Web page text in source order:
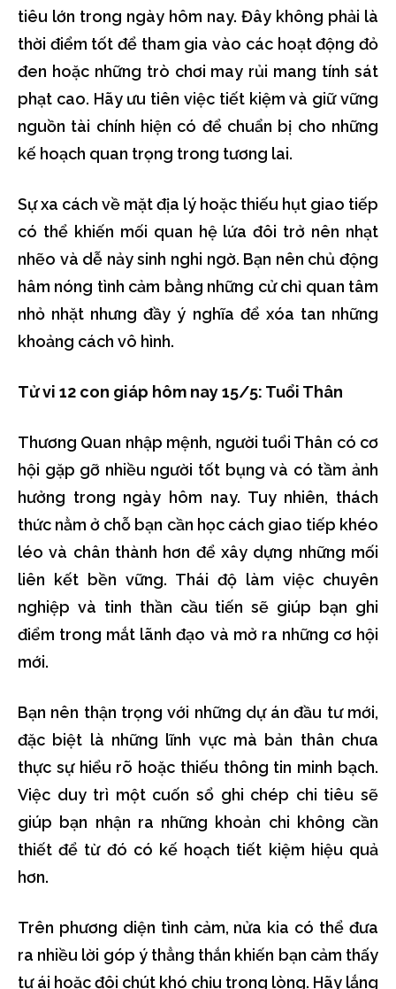
tiêu lớn trong ngày hôm nay. Đây không phải là
thời điểm tốt để tham gia vào các hoạt động đỏ
đen hoặc những trò chơi may rủi mang tính sát
phạt cao. Hãy ưu tiên việc tiết kiệm và giữ vững
nguồn tài chính hiện có để chuẩn bị cho những
kế hoạch quan trọng trong tương lai.
Sự xa cách về mặt địa lý hoặc thiếu hụt giao tiếp
có thể khiến mối quan hệ lứa đôi trở nên nhạt
nhẽo và dễ nảy sinh nghi ngờ. Bạn nên chủ động
hâm nóng tình cảm bằng những cử chỉ quan tâm
nhỏ nhặt nhưng đầy ý nghĩa để xóa tan những
khoảng cách vô hình.
Tử vi 12 con giáp hôm nay 15/5: Tuổi Thân
Thương Quan nhập mệnh, người tuổi Thân có cơ
hội gặp gỡ nhiều người tốt bụng và có tầm ảnh
hưởng trong ngày hôm nay. Tuy nhiên, thách
thức nằm ở chỗ bạn cần học cách giao tiếp khéo
léo và chân thành hơn để xây dựng những mối
liên kết bền vững. Thái độ làm việc chuyên
nghiệp và tinh thần cầu tiến sẽ giúp bạn ghi
điểm trong mắt lãnh đạo và mở ra những cơ hội
mới.
Bạn nên thận trọng với những dự án đầu tư mới,
đặc biệt là những lĩnh vực mà bản thân chưa
thực sự hiểu rõ hoặc thiếu thông tin minh bạch.
Việc duy trì một cuốn sổ ghi chép chi tiêu sẽ
giúp bạn nhận ra những khoản chi không cần
thiết để từ đó có kế hoạch tiết kiệm hiệu quả
hơn.
Trên phương diện tình cảm, nửa kia có thể đưa
ra nhiều lời góp ý thẳng thắn khiến bạn cảm thấy
tự ái hoặc đôi chút khó chịu trong lòng. Hãy lắng